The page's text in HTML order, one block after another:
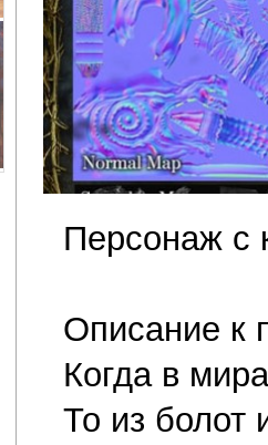
Персонаж с
Описание к
Когда в
То из болот